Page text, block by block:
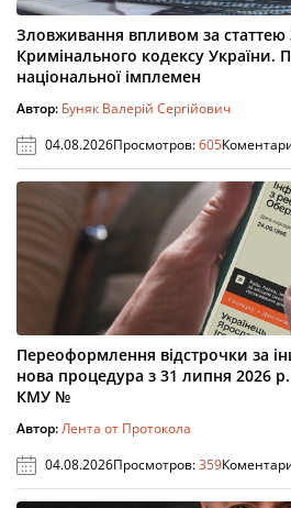
Зловживання впливом за статтею
Кримінального кодексу України.
національної імплемен
Автор: Буняк Валерій Сергійович
04.08.2026Просмотров:605
Переоформлення відстрочки за
нова процедура з 31 липня 2026
КМУ №
Автор:Лента от Протокола
04.08.2026Просмотров:359